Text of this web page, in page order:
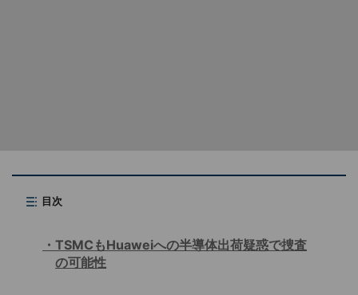
目次
TSMCもHuaweiへの半導体出荷疑惑で捜査
の可能性